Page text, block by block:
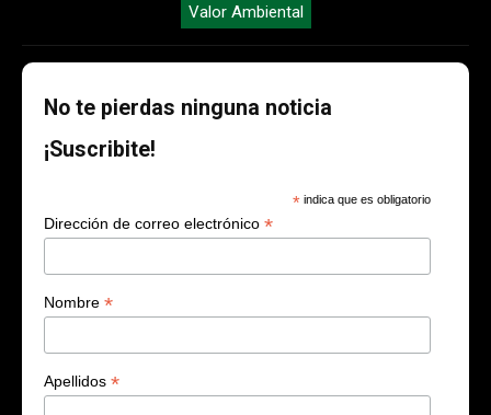
Valor Ambiental
No te pierdas ninguna noticia
¡Suscribite!
* indica que es obligatorio
Dirección de correo electrónico *
Nombre *
Apellidos *